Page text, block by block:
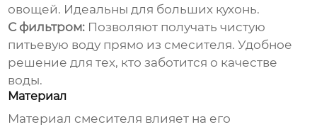
овощей. Идеальны для больших кухонь.
С фильтром: Позволяют получать чистую
питьевую воду прямо из смесителя. Удобное
решение для тех, кто заботится о качестве
воды.
Материал
Материал смесителя влияет на его